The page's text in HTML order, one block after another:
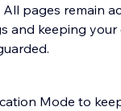
pages remain
and keeping
Mode to